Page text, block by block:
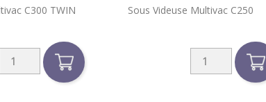
C300 TWIN
rapide Sous Videuse Multivac C250
Aperçu rapide